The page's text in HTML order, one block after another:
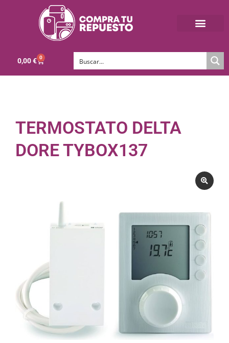
0,00€ 0
TERMOSTATO DELTA
DORE TYBOX137